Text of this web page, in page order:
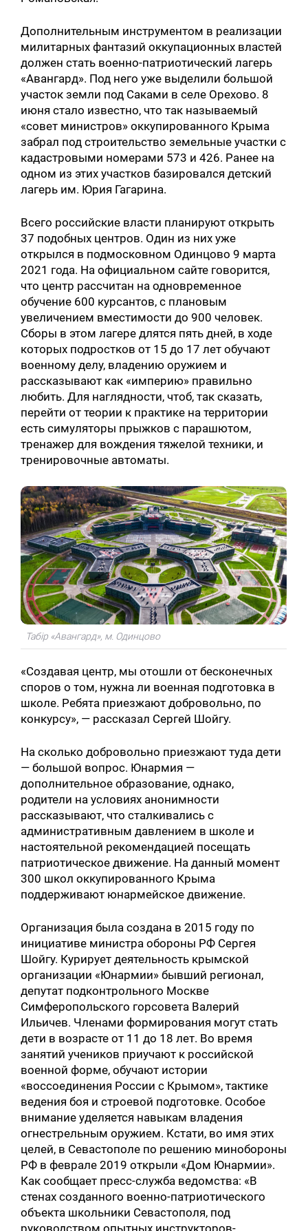
Дополнительным инструментом в реализации
милитарных фантазий оккупационных властей
должен стать военно-патриотический лагерь
«Авангард». Под него уже выделили большой
участок земли под Саками в селе Орехово. 8
июня стало известно, что так называемый
«совет министров» оккупированного Крыма
забрал под строительство земельные участки с
кадастровыми номерами 573 и 426. Ранее на
одном из этих участков базировался детский
лагерь им. Юрия Гагарина.
Всего российские власти планируют открыть
37 подобных центров. Один из них уже
открылся в подмосковном Одинцово 9 марта
2021 года. На официальном сайте говорится,
что центр рассчитан на одновременное
обучение 600 курсантов, с плановым
увеличением вместимости до 900 человек.
Сборы в этом лагере длятся пять дней, в ходе
которых подростков от 15 до 17 лет обучают
военному делу, владению оружием и
рассказывают как «империю» правильно
любить. Для наглядности, чтоб, так сказать,
перейти от теории к практике на территории
есть симуляторы прыжков с парашютом,
тренажер для вождения тяжелой техники, и
тренировочные автоматы.
Табір «Авангард», м. Одинцово
«Создавая центр, мы отошли от бесконечных
споров о том, нужна ли военная подготовка в
школе. Ребята приезжают добровольно, по
конкурсу», — рассказал Сергей Шойгу.
На сколько добровольно приезжают туда дети
— большой вопрос. Юнармия —
дополнительное образование, однако,
родители на условиях анонимности
рассказывают, что сталкивались с
административным давлением в школе и
настоятельной рекомендацией посещать
патриотическое движение. На данный момент
300 школ оккупированного Крыма
поддерживают юнармейское движение.
Организация была создана в 2015 году по
инициативе министра обороны РФ Сергея
Шойгу. Курирует деятельность крымской
организации «Юнармии» бывший регионал,
депутат подконтрольного Москве
Симферопольского горсовета Валерий
Ильичев. Членами формирования могут стать
дети в возрасте от 11 до 18 лет. Во время
занятий учеников приучают к российской
военной форме, обучают истории
«воссоединения России с Крымом», тактике
ведения боя и строевой подготовке. Особое
внимание уделяется навыкам владения
огнестрельным оружием. Кстати, во имя этих
целей, в Севастополе по решению минобороны
РФ в феврале 2019 открыли «Дом Юнармии».
Как сообщает пресс-служба ведомства: «В
стенах созданного военно-патриотического
объекта школьники Севастополя, под